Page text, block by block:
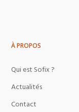
À PROPOS
Qui est Sofix ?
Actualités
Contact